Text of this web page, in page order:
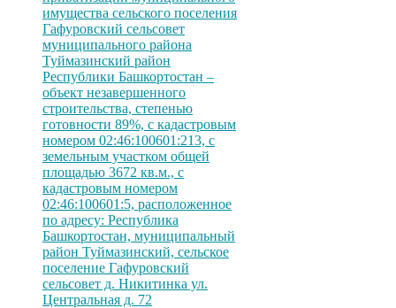
имущества сельского поселения
Гафуровский сельсовет
муниципального района
Туймазинский район
Республики Башкортостан –
объект незавершенного
строительства, степенью
готовности 89%, с кадастровым
номером 02:46:100601:213, с
земельным участком общей
площадью 3672 кв.м., с
кадастровым номером
02:46:100601:5, расположенное
по адресу: Республика
Башкортостан, муниципальный
район Туймазинский, сельское
поселение Гафуровский
сельсовет д. Никитинка ул.
Центральная д. 72